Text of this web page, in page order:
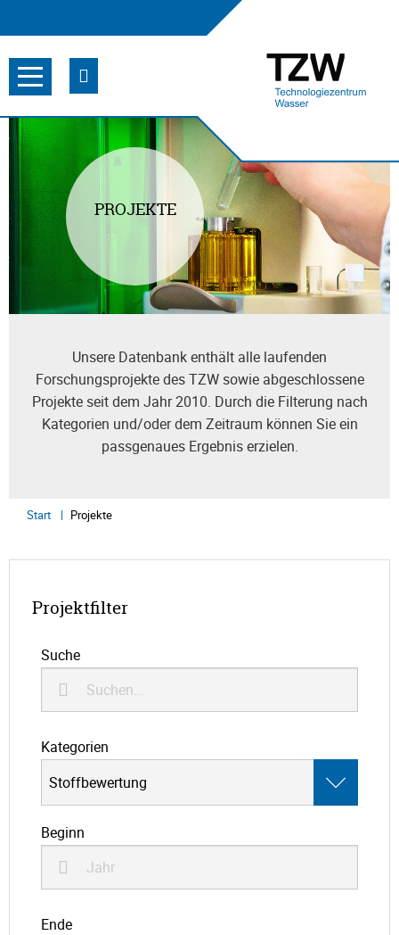
PROJEKTE
Unsere Datenbank enthält alle laufenden
Forschungsprojekte des TZW sowie abgeschlossene
Projekte seit dem Jahr 2010. Durch die Filterung nach
Kategorien und/oder dem Zeitraum können Sie ein
passgenaues Ergebnis erzielen.
Start Projekte
Projektfilter
Suche
Kategorien
Beginn
Ende